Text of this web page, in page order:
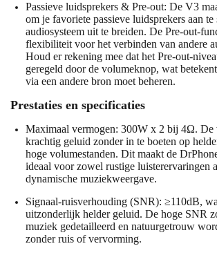
Passieve luidsprekers & Pre-out: De V3
om je favoriete passieve luidsprekers aan te
audiosysteem uit te breiden. De Pre-out-
flexibiliteit voor het verbinden van andere
Houd er rekening mee dat het Pre-out-
geregeld door de volumeknop, wat
via een andere bron moet beheren.
Prestaties en specificaties
Maximaal vermogen: 300W x 2 bij 4Ω. De
krachtig geluid zonder in te boeten op
hoge volumestanden. Dit maakt de
ideaal voor zowel rustige luisterervaringen
dynamische muziekweergave.
Signaal-ruisverhouding (SNR): ≥110dB,
uitzonderlijk helder geluid. De hoge SNR
muziek gedetailleerd en natuurgetrouw
zonder ruis of vervorming.